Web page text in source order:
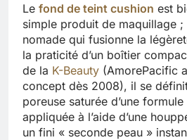
Le fond de teint cushion est
simple produit de maquillage ;
nomade qui fusionne la
la praticité d’un boîtier
de la K-Beauty (AmorePacific
concept dès 2008), il se
poreuse saturée d’une
appliquée à l’aide d’une
un fini « seconde peau »